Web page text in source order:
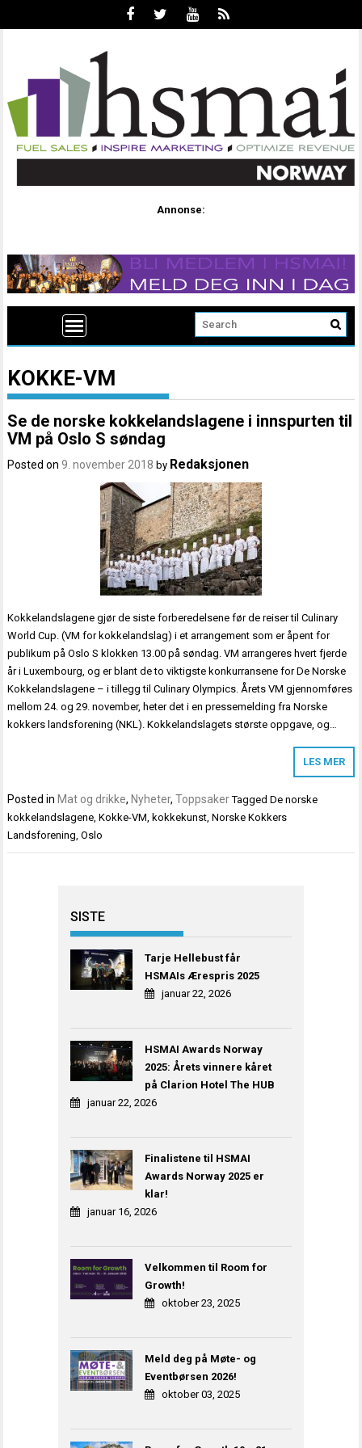
Annonse:
KOKKE-VM
Se de norske kokkelandslagene i innspurten til
VM på Oslo S søndag
Posted on9. november 2018 by Redaksjonen
Kokkelandslagene gjør de siste forberedelsene før de reiser til Culinary
World Cup. (VM for kokkelandslag) i et arrangement som er åpent for
publikum på Oslo S klokken 13.00 på søndag. VM arrangeres hvert fjerde
år i Luxembourg, og er blant de to viktigste konkurransene for De Norske
Kokkelandslagene – i tillegg til Culinary Olympics. Årets VM gjennomføres
mellom 24. og 29. november, heter det i en pressemelding fra Norske
kokkers landsforening (NKL). Kokkelandslagets største oppgave, og…
LES MER
Posted in Mat og drikke, Nyheter,Toppsaker TaggedDe norske
kokkelandslagene,Kokke-VM, kokkekunst,Norske Kokkers
Landsforening,Oslo
SISTE
Tarje Hellebust får
HSMAIs Ærespris 2025
januar 22, 2026
HSMAI Awards Norway
2025: Årets vinnere kåret
på Clarion Hotel The HUB
januar 22, 2026
Finalistene til HSMAI
Awards Norway 2025 er
klar!
januar 16, 2026
Velkommen til Room for
Growth!
oktober 23, 2025
Meld deg på Møte- og
Eventbørsen 2026!
oktober 03, 2025